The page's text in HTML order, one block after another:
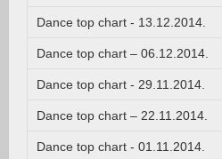
Dance top chart - 13.12.2014.
Dance top chart – 06.12.2014.
Dance top chart - 29.11.2014.
Dance top chart – 22.11.2014.
Dance top chart - 01.11.2014.